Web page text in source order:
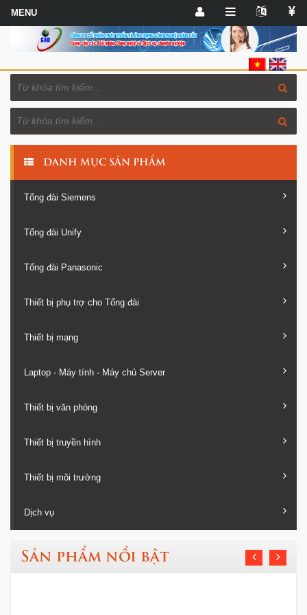
DANH MỤC SẢN PHẨM
Tổng đài Siemens
Tổng đài Unify
Tổng đài Panasonic
Thiết bị phụ trợ cho Tổng đài
Thiết bị mạng
Laptop - Máy tính - Máy chủ Server
Thiết bị văn phòng
Thiết bị truyền hình
Thiết bị môi trường
Dịch vụ
Sản phẩm nổi bật